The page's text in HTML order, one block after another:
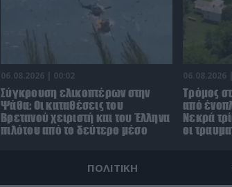
06.08.2026 | 00:02
Σύγκρουση ελικοπτέρων στην
Ψάθα: Οι καταθέσεις του
Βρετανού χειριστή και του Έλληνα
πιλότου από το δεύτερο μέσο
06.08.2026
Τρόμος
από
Νεκρά
οι
ΠΟΛΙΤΙΚΗ